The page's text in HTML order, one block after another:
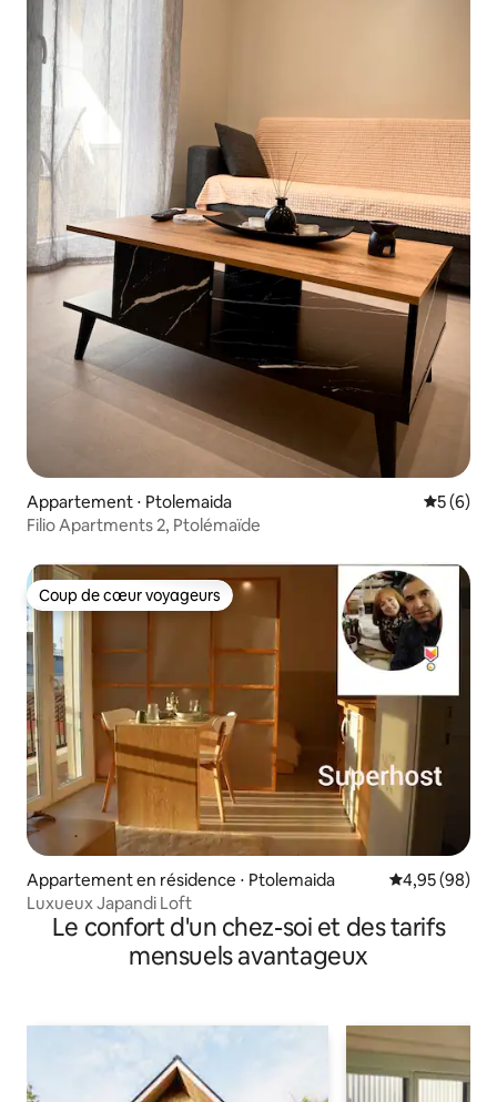
Appartement ⋅ Ptolemaida
5 (6)
Filio Apartments 2, Ptolémaïde
Coup de cœur voyageurs
Coup de cœur voyageurs
Appartement en résidence ⋅ Ptolemaida Évaluation
4,95 (98)
Luxueux Japandi Loft
Le confort d'un chez-soi et des tarifs
mensuels avantageux